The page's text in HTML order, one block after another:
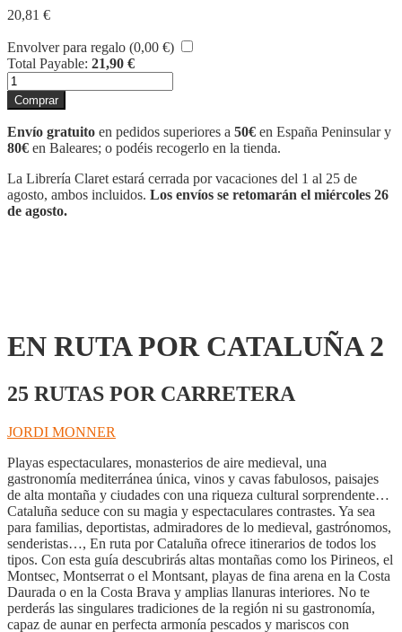
20,81 €
Envolver para regalo (0,00 €)
Total Payable: 21,90 €
EN
RUTA
POR
CATALUÑA
2
Comprar
Envío gratuito en pedidos superiores a 50€ en España Peninsular y
80€ en Baleares; o podéis recogerlo en la tienda.
La Librería Claret estará cerrada por vacaciones del 1 al 25 de
agosto, ambos incluidos. Los envíos se retomarán el miércoles 26
de agosto.
EN RUTA POR CATALUÑA 2
25 RUTAS POR CARRETERA
JORDI MONNER
Playas espectaculares, monasterios de aire medieval, una
gastronomía mediterránea única, vinos y cavas fabulosos, paisajes
de alta montaña y ciudades con una riqueza cultural sorprendente…
Cataluña seduce con su magia y espectaculares contrastes. Ya sea
para familias, deportistas, admiradores de lo medieval, gastrónomos,
senderistas…, En ruta por Cataluña ofrece itinerarios de todos los
tipos. Con esta guía descubrirás altas montañas como los Pirineos, el
Montsec, Montserrat o el Montsant, playas de fina arena en la Costa
Daurada o en la Costa Brava y amplias llanuras interiores. No te
perderás las singulares tradiciones de la región ni su gastronomía,
capaz de aunar en perfecta armonía pescados y mariscos con